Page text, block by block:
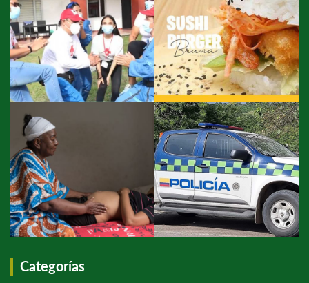
Categorías